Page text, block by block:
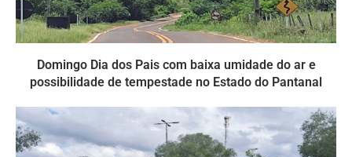
Domingo Dia dos Pais com baixa umidade do ar e
possibilidade de tempestade no Estado do Pantanal